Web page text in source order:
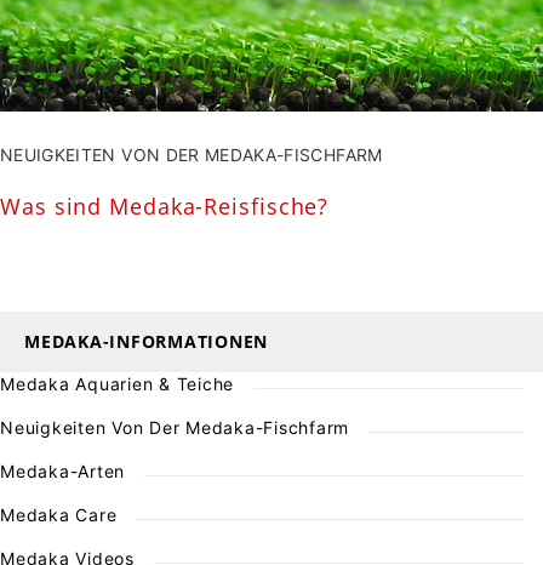
NEUIGKEITEN VON DER MEDAKA-FISCHFARM
Was sind Medaka-Reisfische?
MEDAKA-INFORMATIONEN
Medaka Aquarien & Teiche
Neuigkeiten Von Der Medaka-Fischfarm
Medaka-Arten
Medaka Care
Medaka Videos